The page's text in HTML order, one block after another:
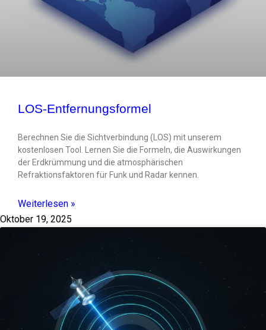
LOS-Entfernungsformel
Berechnen Sie die Sichtverbindung (LOS) mit unserem
kostenlosen Tool. Lernen Sie die Formeln, die Auswirkungen
der Erdkrümmung und die atmosphärischen
Refraktionsfaktoren für Funk und Radar kennen.
Weiterlesen »
Oktober 19, 2025